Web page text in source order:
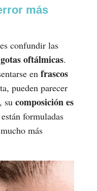
más
confundir las
gotas oftálmicas.
en frascos
pueden parecer
su composición es
formuladas
más